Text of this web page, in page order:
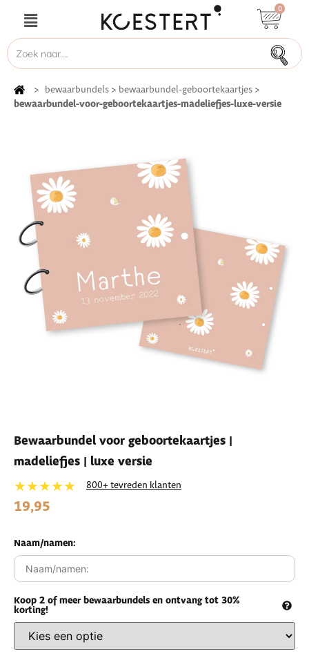
0
> bewaarbundels > bewaarbundel-geboortekaartjes >
bewaarbundel-voor-geboortekaartjes-madeliefjes-luxe-versie
Bewaarbundel voor geboortekaartjes |
madeliefjes | luxe versie
★★★★★ 800+ tevreden klanten
19,95
Naam/namen:
Koop 2 of meer bewaarbundels en ontvang tot 30%
korting!